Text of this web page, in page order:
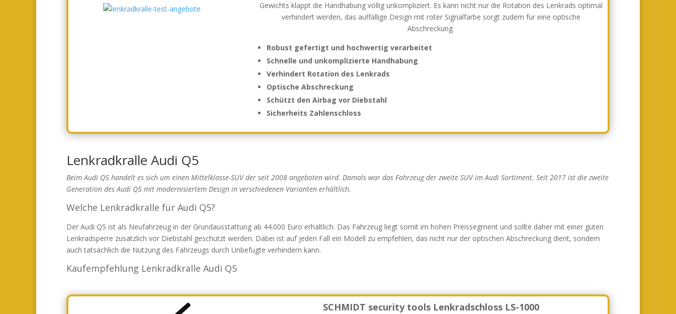
Gewichts klappt die Handhabung völlig unkompliziert. Es kann nicht nur die Rotation des Lenkrads optimal
verhindert werden, das auffällige Design mit roter Signalfarbe sorgt zudem für eine optische
Abschreckung.
Robust gefertigt und hochwertig verarbeitet
Schnelle und unkomplizierte Handhabung
Verhindert Rotation des Lenkrads
Optische Abschreckung
Schützt den Airbag vor Diebstahl
Sicherheits Zahlenschloss
Lenkradkralle Audi Q5
Beim Audi Q5 handelt es sich um einen Mittelklasse-SUV der seit 2008 angeboten wird. Damals war das Fahrzeug der zweite SUV im Audi Sortiment. Seit 2017 ist die zweite
Generation des Audi Q5 mit modernisiertem Design in verschiedenen Varianten erhältlich.
Welche Lenkradkralle für Audi Q5?
Der Audi Q5 ist als Neufahrzeug in der Grundausstattung ab 44.000 Euro erhältlich. Das Fahrzeug liegt somit im hohen Preissegment und sollte daher mit einer guten
Lenkradsperre zusätzlich vor Diebstahl geschützt werden. Dabei ist auf jeden Fall ein Modell zu empfehlen, das nicht nur der optischen Abschreckung dient, sondern
auch tatsächlich die Nutzung des Fahrzeugs durch Unbefugte verhindern kann.
Kaufempfehlung Lenkradkralle Audi Q5
SCHMIDT security tools Lenkradschloss LS-1000